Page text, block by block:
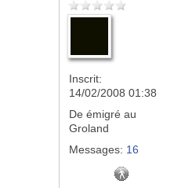
Inscrit:
14/02/2008 01:38
De émigré au
Groland
Messages: 16